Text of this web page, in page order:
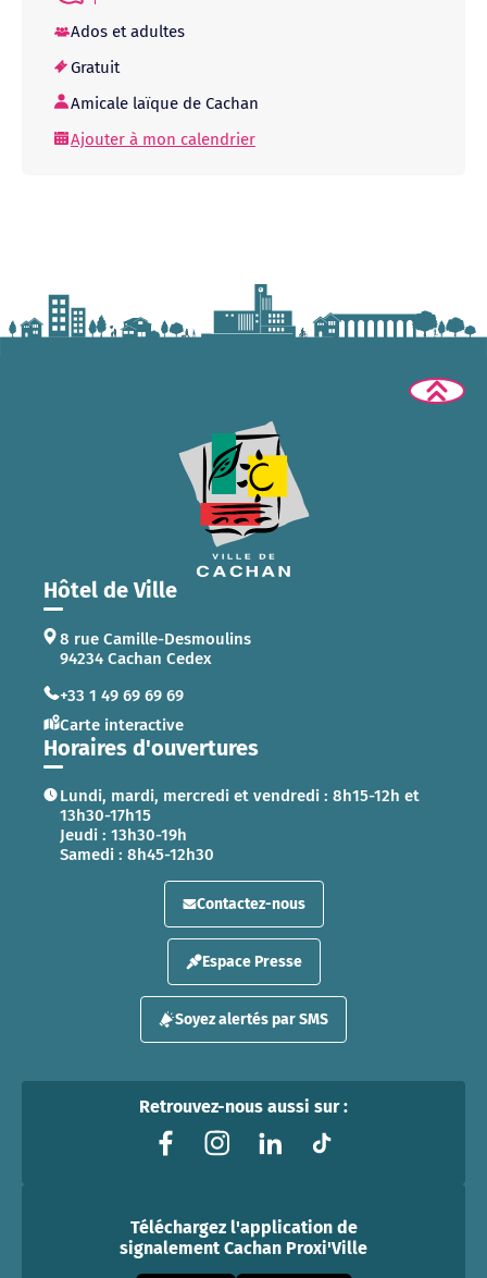
Ados et adultes
Gratuit
Amicale laïque de Cachan
Ajouter à mon calendrier
Hôtel de Ville
8 rue Camille-Desmoulins
94234 Cachan Cedex
+33 1 49 69 69 69
Carte interactive
Horaires d'ouvertures
Lundi, mardi, mercredi et vendredi : 8h15-12h et
13h30-17h15
Jeudi : 13h30-19h
Samedi : 8h45-12h30
Contactez-nous
Espace Presse
Soyez alertés par SMS
Retrouvez-nous aussi sur :
Téléchargez l'application de
signalement Cachan Proxi'Ville